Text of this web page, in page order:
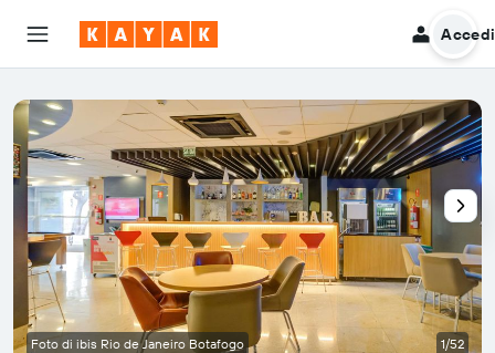
Accedi
Foto di ibis Rio de Janeiro Botafogo 1/52